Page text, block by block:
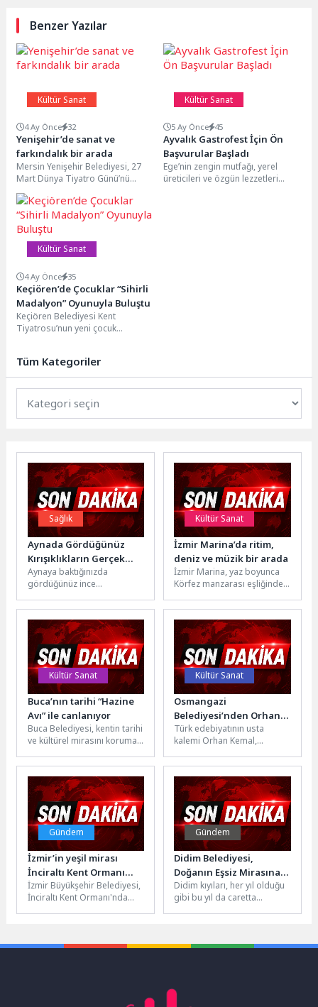
Benzer Yazılar
Kültür Sanat
4 Ay Önce 32
Yenişehir’de sanat ve
farkındalık bir arada
Mersin Yenişehir Belediyesi, 27
Mart Dünya Tiyatro Günü’nü
sanat dolu etkinliklerle kutladı.
Yenişehir Şehir Tiyatrosu,...
Kültür Sanat
5 Ay Önce 45
Ayvalık Gastrofest İçin Ön
Başvurular Başladı
Ege’nin zengin mutfağı, yerel
üreticileri ve özgün lezzetleri
Kültür Sanat
4 Ay Önce 35
Keçiören’de Çocuklar “Sihirli
Madalyon” Oyunuyla Buluştu
Keçiören Belediyesi Kent
Tiyatrosu’nun yeni çocuk
buluştu. Müzik ve dansın...
Tüm Kategoriler
Sağlık
Aynada Gördüğünüz
Kırışıklıkların Gerçek
Nedeni Yaşlılık Değil!
Aynaya baktığınızda
gördüğünüz ince
ve elastikiyet kaybının ne
kadarı yaşınızdan
kaynaklanıyor dersiniz?...
Kültür Sanat
İzmir Marina’da ritim,
deniz ve müzik bir arada
İzmir Marina, yaz boyunca
Körfez manzarası eşliğinde
sahipliği yapıyor. İZMİR
KÜLTÜR...
Kültür Sanat
Buca’nın tarihi “Hazine
Avı” ile canlanıyor
Buca Belediyesi, kentin tarihi
ve kültürel mirasını koruma
Buca Kent Belleği Sergisi’nde
"Hazine...
Kültür Sanat
Osmangazi
Belediyesi’nden Orhan
Kemal’e Anlamlı Vefa
Türk edebiyatının usta
kalemi Orhan Kemal,
Osmangazi Belediyesi
tarafından düzenlenecek
özel bir...
Gündem
İzmir’in yeşil mirası
İnciraltı Kent Ormanı
yenileniyor
İzmir Büyükşehir Belediyesi,
İnciraltı Kent Ormanı'nda
donatıları...
Gündem
Didim Belediyesi,
Doğanın Eşsiz Mirasına
Sahip Çıkıyor
Didim kıyıları, her yıl olduğu
gibi bu yıl da caretta